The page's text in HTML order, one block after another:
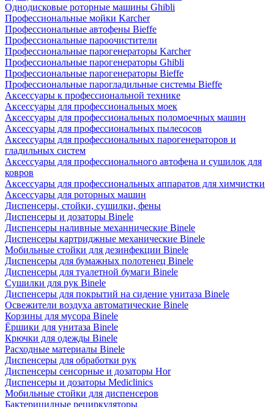
Однодисковые роторные машины Ghibli
Профессиональные мойки Karcher
Профессиональные автофены Bieffe
Профессиональные пароочистители
Профессиональные парогенераторы Karcher
Профессиональные парогенераторы Ghibli
Профессиональные парогенераторы Bieffe
Профессиональные парогладильные системы Bieffe
Аксессуары к профессиональной технике
Аксессуары для профессиональных моек
Аксессуары для профессиональных поломоечных машин
Аксессуары для профессиональных пылесосов
Аксессуары для профессиональных парогенераторов и
гладильных систем
Аксессуары для профессионального автофена и сушилок для
ковров
Аксессуары для профессиональных аппаратов для химчистки
Аксессуары для роторных машин
Диспенсеры, стойки, сушилки, фены
Диспенсеры и дозаторы Binele
Диспенсеры наливные механнические Binele
Диспенсеры картриджные механические Binele
Мобильные стойки для дезинфекции Binele
Диспенсеры для бумажных полотенец Binele
Диспенсеры для туалетной бумаги Binele
Сушилки для рук Binele
Диспенсеры для покрытий на сидение унитаза Binele
Освежители воздуха автоматические Binele
Корзины для мусора Binele
Ёршики для унитаза Binele
Крючки для одежды Binele
Расходные материалы Binele
Диспенсеры для обработки рук
Диспенсеры сенсорные и дозаторы Hor
Диспенсеры и дозаторы Mediclinics
Мобильные стойки для диспенсеров
Бактерицидные рециркуляторы